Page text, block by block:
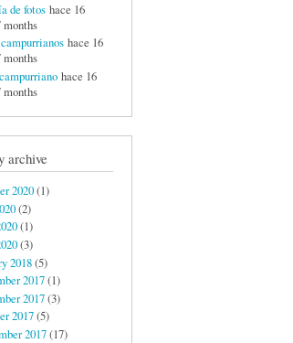
de fotos hace 16
months
hace 16
months
hace 16
months
archive
2020(1)
(2)
(1)
(3)
2018(5)
2017(1)
2017(3)
2017(5)
2017(17)